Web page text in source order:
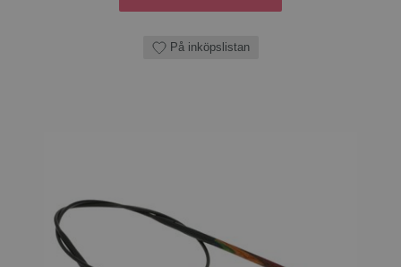
På inköpslistan